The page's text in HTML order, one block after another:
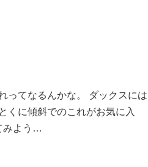
ってなるんかな。 ダックスには
くに傾斜でのこれがお気に入
みよう…